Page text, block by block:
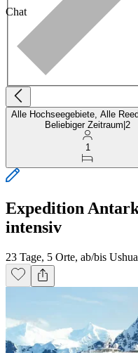
Chat
Alle Hochseegebiete, Alle
Beliebiger Zeitraum 2
1
Expedition
intensiv
23 Tage, 5 Orte, ab/bis